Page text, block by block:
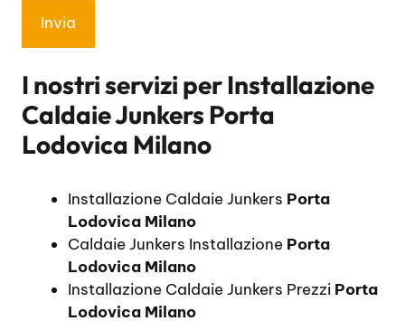
I nostri servizi perInstallazione
Caldaie Junkers Porta
Lodovica Milano
Installazione Caldaie Junkers Porta
Lodovica Milano
Caldaie Junkers Installazione Porta
Lodovica Milano
Installazione Caldaie Junkers Prezzi Porta
Lodovica Milano